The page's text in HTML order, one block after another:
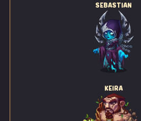
SEBASTIAN
KEIRA